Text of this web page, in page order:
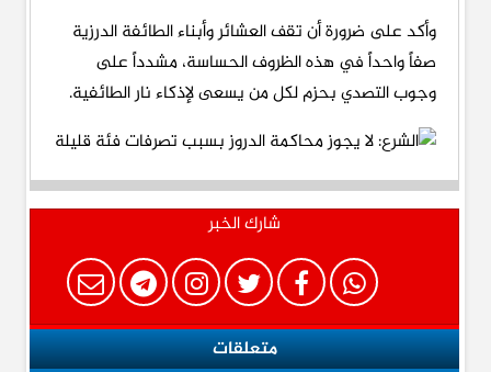
وأكد على ضرورة أن تقف العشائر وأبناء الطائفة الدرزية
صفاً واحداً في هذه الظروف الحساسة، مشدداً على
وجوب التصدي بحزم لكل من يسعى لإذكاء نار الطائفية.
شارك الخبر
متعلقات